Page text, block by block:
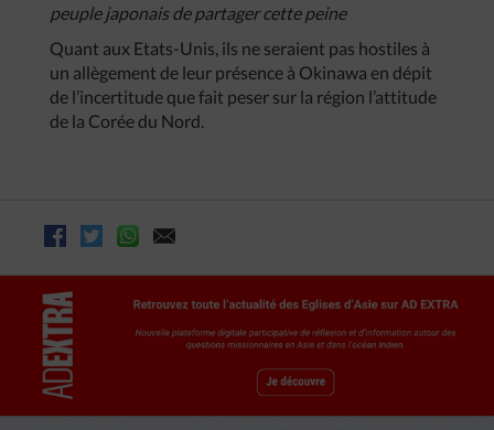
peuple japonais de partager cette peine
Quant aux Etats-Unis, ils ne seraient pas hostiles à
un allègement de leur présence à Okinawa en dépit
de l’incertitude que fait peser sur la région l’attitude
de la Corée du Nord.